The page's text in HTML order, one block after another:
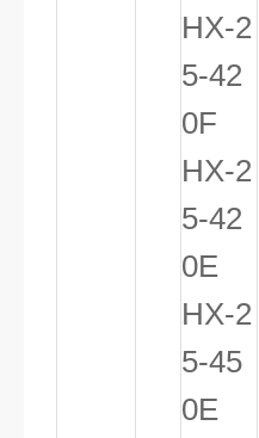
HX-2
5-42
0F
HX-2
5-42
0E
HX-2
5-45
0E